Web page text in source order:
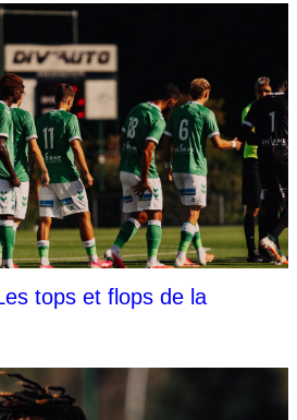
tops et flops de la